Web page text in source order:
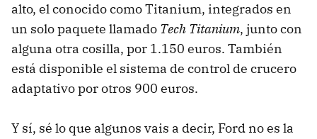
alto, el conocido como Titanium, integrados en
un solo paquete llamado Tech Titanium, junto con
alguna otra cosilla, por 1.150 euros. También
está disponible el sistema de control de crucero
adaptativo por otros 900 euros.
Y sí, sé lo que algunos vais a decir, Ford no es la